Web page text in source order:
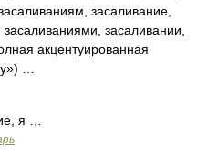
засаливание,
засаливании,
акцентуированная
…
я …